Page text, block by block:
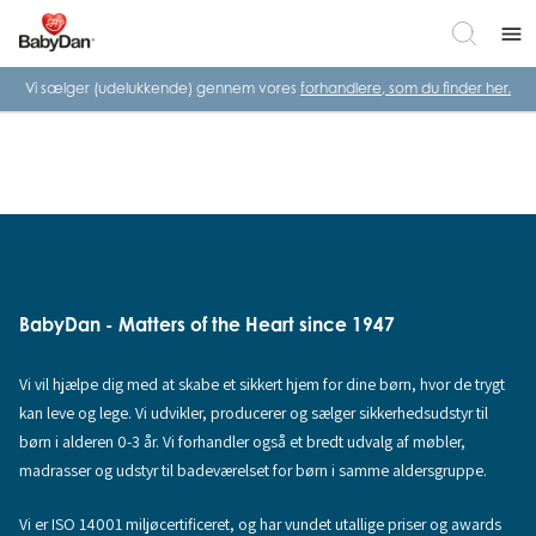
menu
Vi sælger (udelukkende) gennem vores forhandlere, som du finder her.
BabyDan - Matters of the Heart since 1947
Vi vil hjælpe dig med at skabe et sikkert hjem for dine børn, hvor de trygt
kan leve og lege. Vi udvikler, producerer og sælger sikkerhedsudstyr til
børn i alderen 0-3 år. Vi forhandler også et bredt udvalg af møbler,
madrasser og udstyr til badeværelset for børn i samme aldersgruppe.
Vi er ISO 14001 miljøcertificeret, og har vundet utallige priser og awards